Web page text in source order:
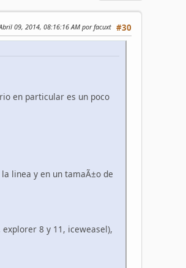
#30
09, 2014, 08:16:16 AM por facuxt
en particular es un poco
linea y en un tamaÃ±o de
8 y 11, iceweasel),